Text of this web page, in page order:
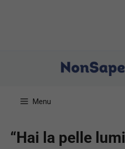
Menu
“Hai la pelle